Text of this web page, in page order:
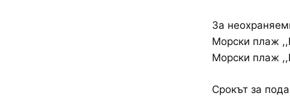
За
Морски плаж
Морски плаж
Срокът за